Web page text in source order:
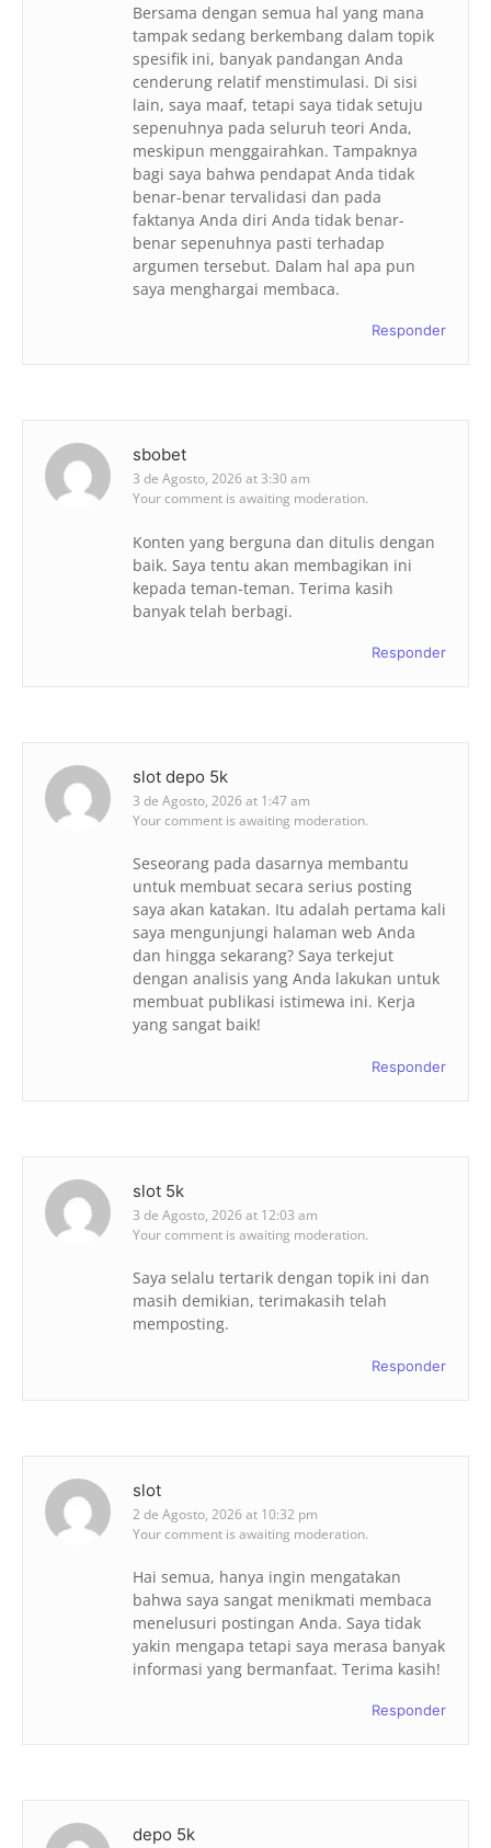
Bersama dengan semua hal yang mana
tampak sedang berkembang dalam topik
spesifik ini, banyak pandangan Anda
cenderung relatif menstimulasi. Di sisi
lain, saya maaf, tetapi saya tidak setuju
sepenuhnya pada seluruh teori Anda,
meskipun menggairahkan. Tampaknya
bagi saya bahwa pendapat Anda tidak
benar-benar tervalidasi dan pada
faktanya Anda diri Anda tidak benar-
benar sepenuhnya pasti terhadap
argumen tersebut. Dalam hal apa pun
saya menghargai membaca.
Responder
sbobet
3 de Agosto, 2026 at 3:30 am
Your comment is awaiting moderation.
Konten yang berguna dan ditulis dengan
baik. Saya tentu akan membagikan ini
kepada teman-teman. Terima kasih
banyak telah berbagi.
Responder
slot depo 5k
3 de Agosto, 2026 at 1:47 am
Your comment is awaiting moderation.
Seseorang pada dasarnya membantu
untuk membuat secara serius posting
saya akan katakan. Itu adalah pertama kali
saya mengunjungi halaman web Anda
dan hingga sekarang? Saya terkejut
dengan analisis yang Anda lakukan untuk
membuat publikasi istimewa ini. Kerja
yang sangat baik!
Responder
slot 5k
3 de Agosto, 2026 at 12:03 am
Your comment is awaiting moderation.
Saya selalu tertarik dengan topik ini dan
masih demikian, terimakasih telah
memposting.
Responder
slot
2 de Agosto, 2026 at 10:32 pm
Your comment is awaiting moderation.
Hai semua, hanya ingin mengatakan
bahwa saya sangat menikmati membaca
menelusuri postingan Anda. Saya tidak
yakin mengapa tetapi saya merasa banyak
informasi yang bermanfaat. Terima kasih!
Responder
depo 5k